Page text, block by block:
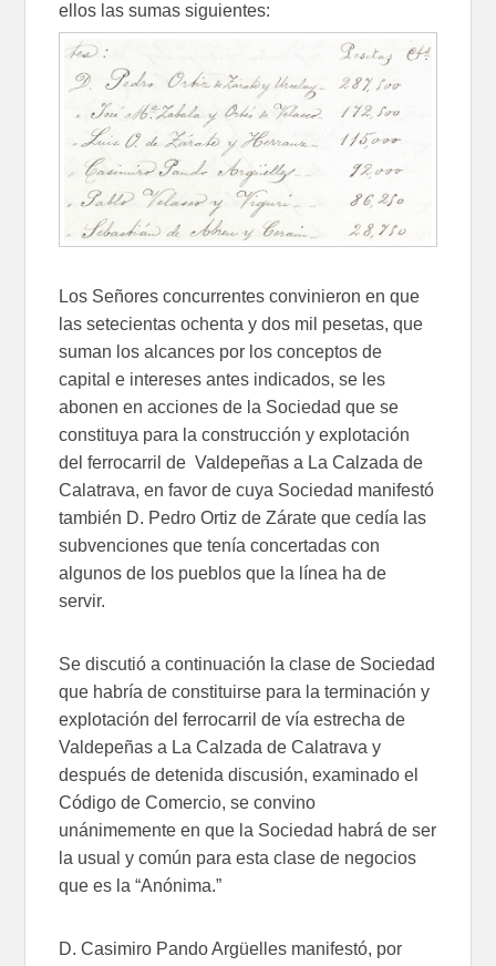
ellos las sumas siguientes:
Los Señores concurrentes convinieron en que
las setecientas ochenta y dos mil pesetas, que
suman los alcances por los conceptos de
capital e intereses antes indicados, se les
abonen en acciones de la Sociedad que se
constituya para la construcción y explotación
del ferrocarril de Valdepeñas a La Calzada de
Calatrava, en favor de cuya Sociedad manifestó
también D. Pedro Ortiz de Zárate que cedía las
subvenciones que tenía concertadas con
algunos de los pueblos que la línea ha de
servir.
Se discutió a continuación la clase de Sociedad
que habría de constituirse para la terminación y
explotación del ferrocarril de vía estrecha de
Valdepeñas a La Calzada de Calatrava y
después de detenida discusión, examinado el
Código de Comercio, se convino
unánimemente en que la Sociedad habrá de ser
la usual y común para esta clase de negocios
que es la “Anónima.”
D. Casimiro Pando Argüelles manifestó, por